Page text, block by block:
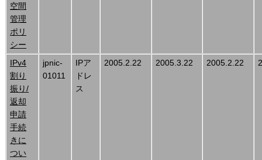
空間
管理
ポリ
シー
IPv4
割り
振り/
返却
申請
手続
きに
つい
jpnic-
01011
IPア
ドレ
ス
2005.2.22 2005.3.22 2005.2.22